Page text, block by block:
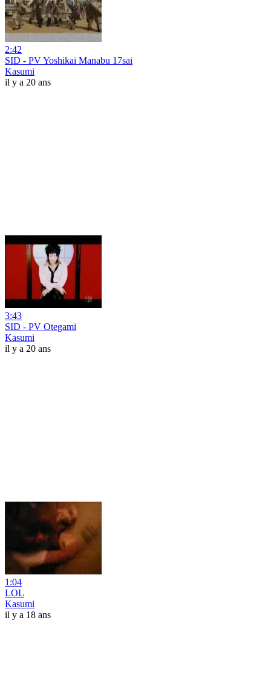
2:42
SID - PV Yoshikai Manabu 17sai
Kasumi
il y a 20 ans
3:43
SID - PV Otegami
Kasumi
il y a 20 ans
1:04
LOL
Kasumi
il y a 18 ans